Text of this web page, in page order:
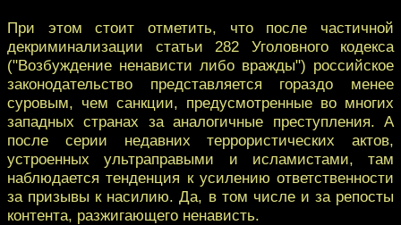
При этом стоит отметить, что после частичной
декриминализации статьи 282 Уголовного кодекса
("Возбуждение ненависти либо вражды") российское
законодательство представляется гораздо менее
суровым, чем санкции, предусмотренные во многих
западных странах за аналогичные преступления. А
после серии недавних террористических актов,
устроенных ультраправыми и исламистами, там
наблюдается тенденция к усилению ответственности
за призывы к насилию. Да, в том числе и за репосты
контента, разжигающего ненависть.